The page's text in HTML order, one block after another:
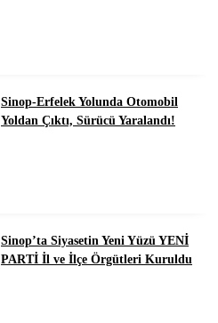
Sinop-Erfelek Yolunda Otomobil
Yoldan Çıktı, Sürücü Yaralandı!
Sinop’ta Siyasetin Yeni Yüzü YENİ
PARTİ İl ve İlçe Örgütleri Kuruldu